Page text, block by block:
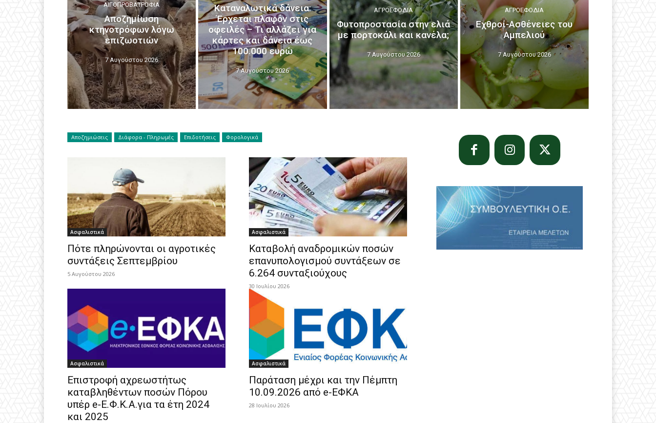
ΑΙΓΟΠΡΟΒΑΤΡΟΦΊΑ
Αποζημίωση
κτηνοτρόφων λόγω
επιζωοτιών
7 Αυγούστου 2026
Καταναλωτικά δάνεια:
Έρχεται πλαφόν στις
οφειλές – Τι αλλάζει για
κάρτες και δάνεια έως
100.000 ευρώ
7 Αυγούστου 2026
ΑΓΡΟΕΦΌΔΙΑ
Φυτοπροστασία στην ελιά
με πορτοκάλι και κανέλα;
7 Αυγούστου 2026
ΑΓΡΟΕΦΌΔΙΑ
Εχθροί-Ασθένειες του
Αμπελιού
7 Αυγούστου 2026
Αποζημιώσεις Διάφορα - Πληρωμές Επιδοτήσεις Φορολογικά
Ασφαλιστικά
Πότε πληρώνονται οι αγροτικές
συντάξεις Σεπτεμβρίου
5 Αυγούστου 2026
Ασφαλιστικά
Καταβολή αναδρομικών ποσών
επανυπολογισμού συντάξεων σε
6.264 συνταξιούχους
30 Ιουλίου 2026
Ασφαλιστικά
Επιστροφή αχρεωστήτως
καταβληθέντων ποσών Πόρου
υπέρ e-Ε.Φ.Κ.Α.για τα έτη 2024
και 2025
Ασφαλιστικά
Παράταση μέχρι και την Πέμπτη
10.09.2026 από e-ΕΦΚΑ
28 Ιουλίου 2026